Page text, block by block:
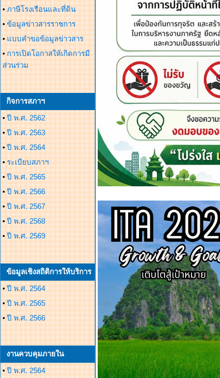
• ภาษีโรงเรือนและที่ดิน
• ข้อมูลข่าวสารราชการ
• แบบคำขอข้อมูลข่าวสาร
• การเปิดโอกาสให้เกิดการมี
ส่วนร่วม
กิจการสภาฯ
• ปี พ.ศ. 2562
• ปี พ.ศ. 2563
• ปี พ.ศ. 2564
• ระเบียบสภาฯ
• ปี พ.ศ. 2565
• ปี พ.ศ. 2566
• ปี พ.ศ. 2567
• ปี พ.ศ. 2568
• ปี พ.ศ. 2569
ข้อมูลเชิงสถิติการให้บริการ
• ปี พ.ศ. 2564
• ปี พ.ศ. 2565
• ปี พ.ศ. 2566
งานควบคุมภายใน
• ปี พ.ศ. 2564